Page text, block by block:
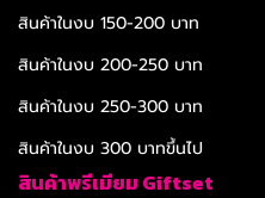
สินค้าในงบ 150-200 บาท
สินค้าในงบ 200-250 บาท
สินค้าในงบ 250-300 บาท
สินค้าในงบ 300 บาทขึ้นไป
สินค้าพรีเมียม Giftset